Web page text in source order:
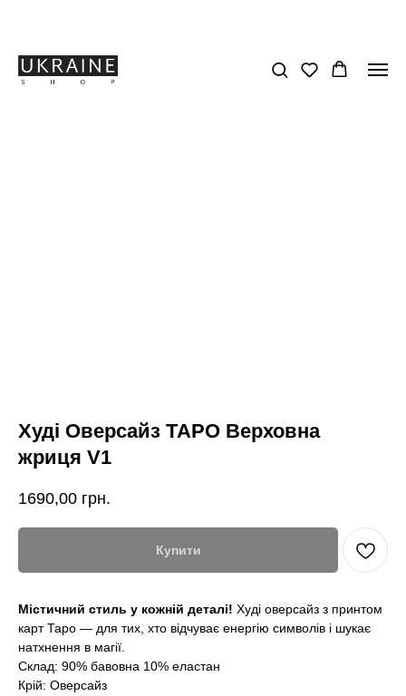
Худі Оверсайз ТАРО Верховна
жриця V1
1690,00 грн.
Купити
Містичний стиль у кожній деталі! Худі оверсайз з принтом
карт Таро — для тих, хто відчуває енергію символів і шукає
натхнення в магії.
Склад: 90% бавовна 10% еластан
Крій: Оверсайз